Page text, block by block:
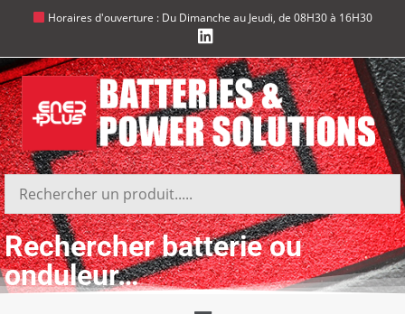
Horaires d'ouverture : Du Dimanche au Jeudi, de 08H30 à 16H30
Rechercher batterie ou
onduleur…